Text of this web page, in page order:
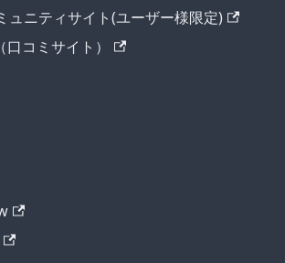
ュニティサイト(ユーザー様限定)
コミサイト）